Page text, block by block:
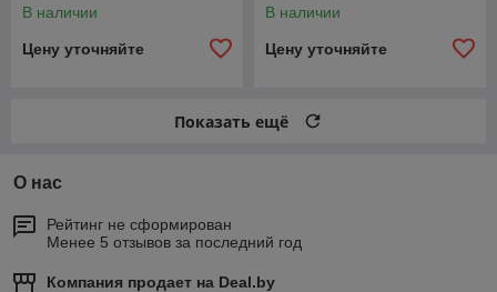
2360222304061
В наличии
Цену уточняйте
В наличии
Цену уточняйте
Показать ещё
О нас
Рейтинг не сформирован
Менее 5 отзывов за последний год
Компания продает на Deal.by